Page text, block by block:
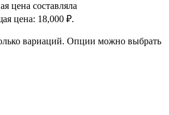
цена составляла
цена: 18,000 ₽.
вариаций. Опции можно выбрать